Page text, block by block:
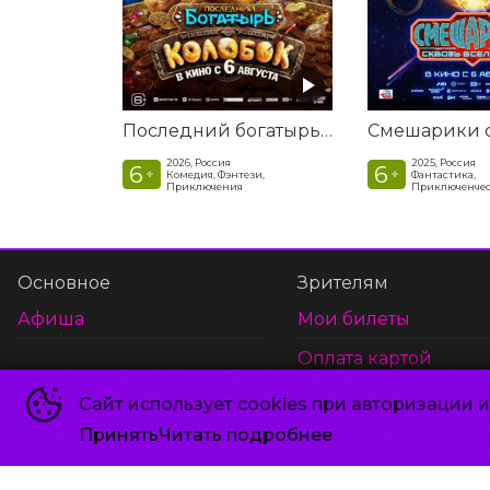
Последний богатырь. Колобок
6 +
2026, Россия
Комедия, Фэнтези,
Приключения
6 +
2025, Россия
Фантастика,
Сайт использует cookies при авторизации
ПринятьЧитать подробнее
Основное
Афиша
Зрителям
Мои билеты
Оплата картой
Правила и